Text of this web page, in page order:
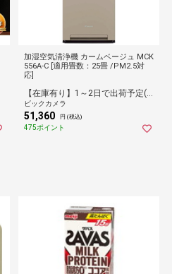
加湿空気清浄機 カームベージュ MCK
556A-C [適用畳数：25畳 /PM2.5対
応]
【在庫有り】1～2日で出荷予定(日付指定可)
ビックカメラ
51,360 円 (税込)
475ポイント